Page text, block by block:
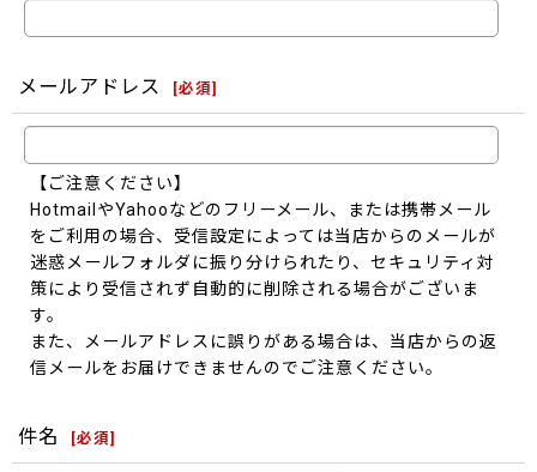
メールアドレス [必須]
【ご注意ください】
HotmailやYahooなどのフリーメール、または携帯メール
をご利用の場合、受信設定によっては当店からのメールが
迷惑メールフォルダに振り分けられたり、セキュリティ対
策により受信されず自動的に削除される場合がございま
す。
また、メールアドレスに誤りがある場合は、当店からの返
信メールをお届けできませんのでご注意ください。
件名 [必須]